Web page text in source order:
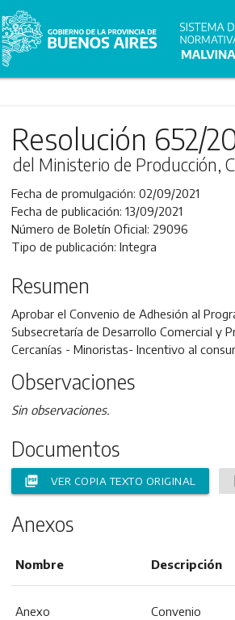
Resolución 652/
del Ministerio de Producción,
Fecha de promulgación: 02/09/2021
Fecha de publicación: 13/09/2021
Número de Boletín Oficial: 29096
Tipo de publicación: Integra
Resumen
Aprobar el Convenio de Adhesión al
Subsecretaría de Desarrollo Comercial y
Cercanías - Minoristas- Incentivo al
Observaciones
Sin observaciones.
Documentos
picture_as_pdf VER COPIA TEXTO ORIGINAL
Anexos
Nombre Descripción
Anexo Convenio